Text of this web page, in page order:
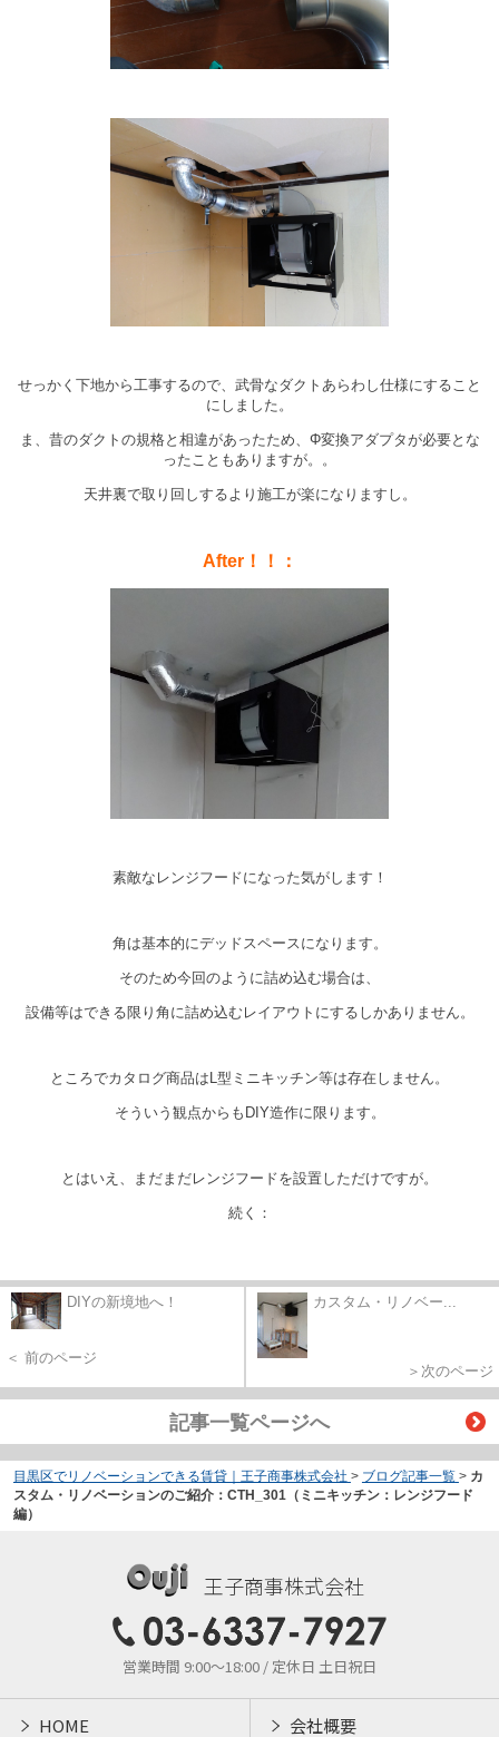
せっかく下地から工事するので、武骨なダクトあらわし仕様にすること
にしました。
ま、昔のダクトの規格と相違があったため、Φ変換アダプタが必要とな
ったこともありますが。。
天井裏で取り回しするより施工が楽になりますし。
After！！：
素敵なレンジフードになった気がします！
角は基本的にデッドスペースになります。
そのため今回のように詰め込む場合は、
設備等はできる限り角に詰め込むレイアウトにするしかありません。
ところでカタログ商品はL型ミニキッチン等は存在しません。
そういう観点からもDIY造作に限ります。
とはいえ、まだまだレンジフードを設置しただけですが。
続く：
DIYの新境地へ！
＜ 前のページ
カスタム・リノベー...
＞次のページ
記事一覧ページへ
目黒区でリノベーションできる賃貸｜王子商事株式会社 > ブログ記事一覧 > カ
スタム・リノベーションのご紹介：CTH_301（ミニキッチン：レンジフード
編）
王子商事株式会社
営業時間 9:00～18:00 / 定休日 土日祝日
HOME 会社概要